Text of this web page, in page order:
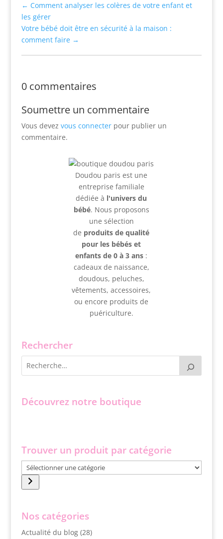
← Comment analyser les colères de votre enfant et
les gérer
Votre bébé doit être en sécurité à la maison :
comment faire→
0 commentaires
Soumettre un commentaire
Vous devez vous connecterpour publier un
commentaire.
Doudou paris est une
entreprise familiale
dédiée à l'univers du
bébé. Nous proposons
une sélection
de produits de qualité
pour les bébés et
enfants de 0 à 3 ans :
cadeaux de naissance,
doudous, peluches,
vêtements, accessoires,
ou encore produits de
puériculture.
Rechercher
Découvrez notre boutique
Trouver un produit par catégorie
Sélectionner
une
catégorie
Nos catégories
Actualité du blog(28)